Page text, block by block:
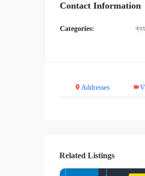
Contact Information
Categories:
Addresses
Related Listings